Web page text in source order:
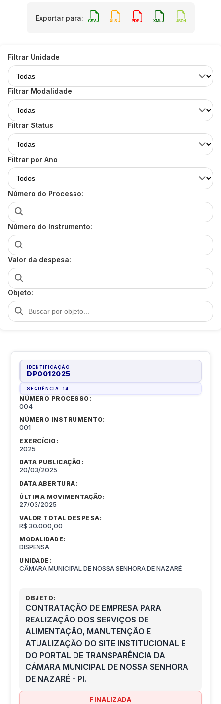
Exportar para:
Filtrar Unidade
Filtrar Modalidade
Filtrar Status
Filtrar por Ano
Número do Processo:
Número do Instrumento:
Valor da despesa:
Objeto:
IDENTIFICAÇÃO
DP0012025
SEQUÊNCIA:14
NÚMERO PROCESSO:
004
NÚMERO INSTRUMENTO:
001
EXERCÍCIO:
2025
DATA PUBLICAÇÃO:
20/03/2025
DATA ABERTURA:
ÚLTIMA MOVIMENTAÇÃO:
27/03/2025
VALOR TOTAL DESPESA:
R$ 30.000,00
MODALIDADE:
DISPENSA
UNIDADE:
CÂMARA MUNICIPAL DE NOSSA SENHORA DE NAZARÉ
OBJETO:
CONTRATAÇÃO DE EMPRESA PARA
REALIZAÇÃO DOS SERVIÇOS DE
ALIMENTAÇÃO, MANUTENÇÃO E
ATUALIZAÇÃO DO SITE INSTITUCIONAL E
DO PORTAL DE TRANSPARÊNCIA DA
CÂMARA MUNICIPAL DE NOSSA SENHORA
DE NAZARÉ - PI.
FINALIZADA